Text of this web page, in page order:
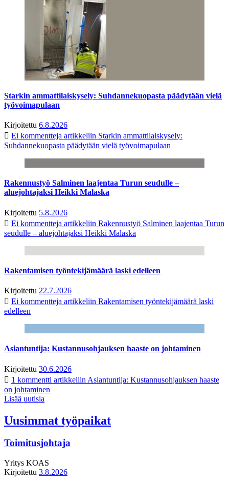
Starkin ammattilaiskysely: Suhdannekuopasta päädytään vielä
työvoimapulaan
Kirjoitettu 6.8.2026
Ei kommentteja artikkeliin Starkin ammattilaiskysely:
Suhdannekuopasta päädytään vielä työvoimapulaan
Rakennustyö Salminen laajentaa Turun seudulle –
aluejohtajaksi Heikki Malaska
Kirjoitettu 5.8.2026
Ei kommentteja artikkeliin Rakennustyö Salminen laajentaa Turun
seudulle – aluejohtajaksi Heikki Malaska
Rakentamisen työntekijämäärä laski edelleen
Kirjoitettu 22.7.2026
Ei kommentteja artikkeliin Rakentamisen työntekijämäärä laski
edelleen
Asiantuntija: Kustannusohjauksen haaste on johtaminen
Kirjoitettu 30.6.2026
1 kommentti artikkeliin Asiantuntija: Kustannusohjauksen haaste
on johtaminen
Lisää uutisia
Uusimmat työpaikat
Toimitusjohtaja
Yritys KOAS
Kirjoitettu 3.8.2026